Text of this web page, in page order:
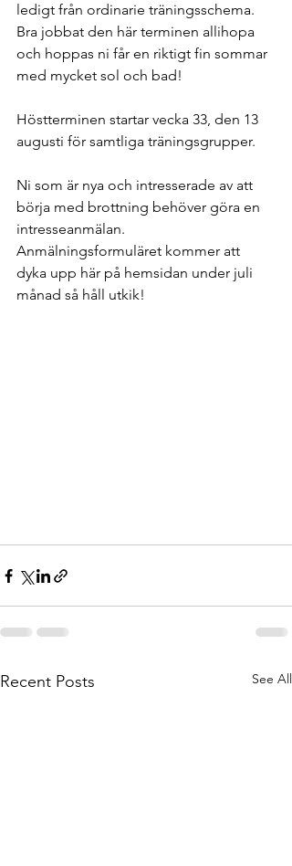
ledigt från ordinarie träningsschema.
Bra jobbat den här terminen allihopa
och hoppas ni får en riktigt fin sommar
med mycket sol och bad!
Höstterminen startar vecka 33, den 13
augusti för samtliga träningsgrupper.
Ni som är nya och intresserade av att
börja med brottning behöver göra en
intresseanmälan.
Anmälningsformuläret kommer att
dyka upp här på hemsidan under juli
månad så håll utkik!
Recent Posts See All